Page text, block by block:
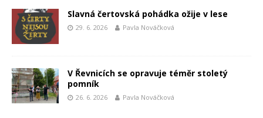
Slavná čertovská pohádka ožije v lese
29. 6. 2026 Pavla Nováčková
V Řevnicích se opravuje téměr stoletý
pomník
26. 6. 2026 Pavla Nováčková